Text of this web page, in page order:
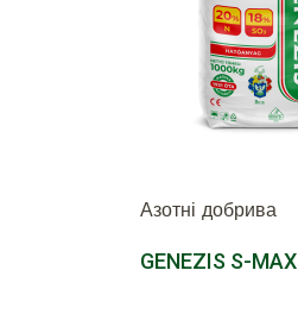
Азотні добрива
GENEZIS S-MAX